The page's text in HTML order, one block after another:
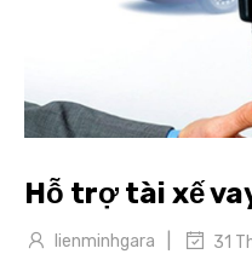
Hỗ trợ tài xế
lienminhgara 31